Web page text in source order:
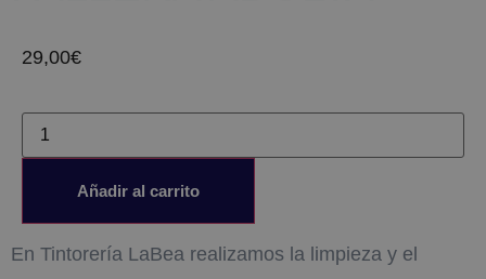
29,00€
Añadir al carrito
En Tintorería LaBea realizamos la limpieza y el